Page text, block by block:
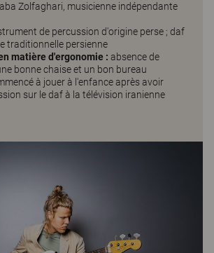
Zolfaghari, musicienne indépendante
de percussion d'origine perse ; daf
traditionnelle persienne
matière d'ergonomie : absence de
bonne chaise et un bon bureau
à jouer à l'enfance après avoir
sur le daf à la télévision iranienne